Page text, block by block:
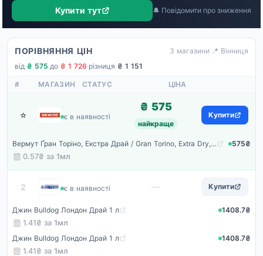
Купити тут 🔔 Повідомити про зниження
ПОРІВНЯННЯ ЦІН 3 магазини· 📍 Вінниця
від ₴ 575·до ₴ 1 726·різниця ₴ 1 151
# МАГАЗИН СТАТУС ЦІНА
⭐ Okwine
є в наявності
₴ 575
найкраще
Купити
Вермут Ґран Торіно, Екстра Драй / Gran Torino, Extra Dry, біле сухе, 18%, 1л
575₴
0.57₴ за 1мл
2 Епіцентр
є в наявності — Купити
Джин Bulldog Лондон Драй 1 л
1408.7₴
1.41₴ за 1мл
Джин Bulldog Лондон Драй 1 л
1408.7₴
1.41₴ за 1мл